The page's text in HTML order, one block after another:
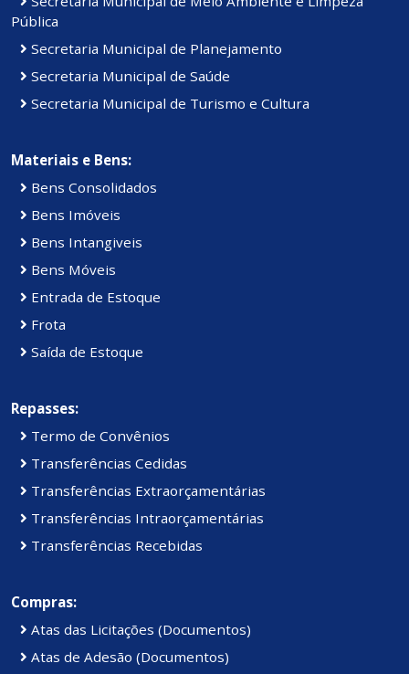
Pública
Secretaria Municipal de Planejamento
Secretaria Municipal de Saúde
Secretaria Municipal de Turismo e Cultura
Materiais e Bens:
Bens Consolidados
Bens Imóveis
Bens Intangiveis
Bens Móveis
Entrada de Estoque
Frota
Saída de Estoque
Repasses:
Termo de Convênios
Transferências Cedidas
Transferências Extraorçamentárias
Transferências Intraorçamentárias
Transferências Recebidas
Compras:
Atas das Licitações (Documentos)
Atas de Adesão (Documentos)